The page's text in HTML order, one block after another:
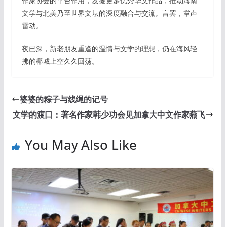
文学与北美乃至世界文坛的深度融合与交流。言罢，掌声
雷动。
夜已深，新老朋友重逢的温情与文学的理想，仍在海风轻
拂的椰城上空久久回荡。
婆婆的粽子与线绳的记号
文学的渡口：著名作家韩少功会见加拿大中文作家燕飞
You May Also Like